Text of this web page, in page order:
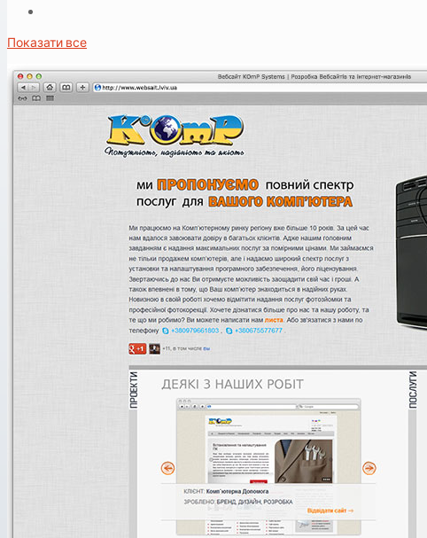
Показати все